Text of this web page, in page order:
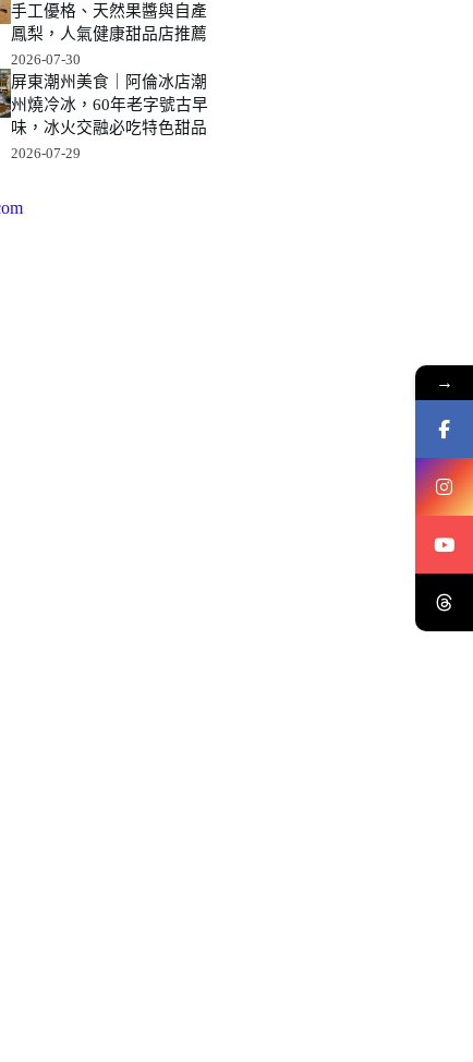
手工優格、天然果醬與自產
鳳梨，人氣健康甜品店推薦
2026-07-30
屏東潮州美食｜阿倫冰店潮
州燒冷冰，60年老字號古早
味，冰火交融必吃特色甜品
2026-07-29
→